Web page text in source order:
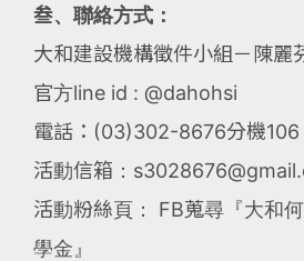
叁、聯絡方式：
大和建設機構徵件小組－陳麗
官方line id : @dahohsi
電話：(03)302-8676分機106
活動信箱：
活動粉絲頁： FB蒐尋『大和
學金』